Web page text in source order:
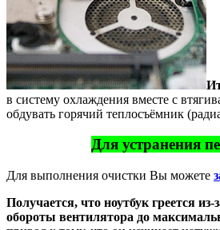
в систему охлаждения вместе с
обдувать горячий теплосъёмник
Для устранения
Для выполнения очистки Вы можете
Получается, что ноутбук греется из-
обороты вентилятора до